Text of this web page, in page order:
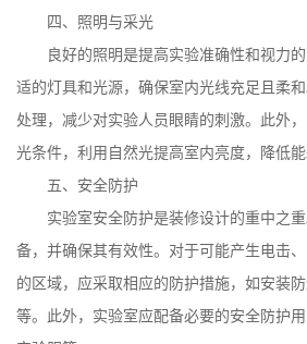
四、照明与采光
良好的照明是提高实验准确性和视力
适的灯具和光源，确保室内光线充足且柔
处理，减少对实验人员眼睛的刺激。此外
光条件，利用自然光提高室内亮度，降低能
五、安全防护
实验室安全防护是装修设计的重中之
备，并确保其有效性。对于可能产生电击
的区域，应采取相应的防护措施，如安装
等。此外，实验室应配备必要的安全防护用